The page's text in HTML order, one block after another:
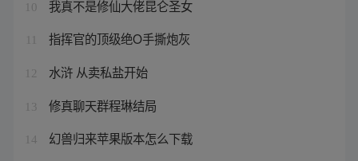
10 我真不是修仙大佬昆仑圣女
指挥官的顶级绝O手撕炮灰
12 水浒 从卖私盐开始
13 修真聊天群程琳结局
14 幻兽归来苹果版本怎么下载